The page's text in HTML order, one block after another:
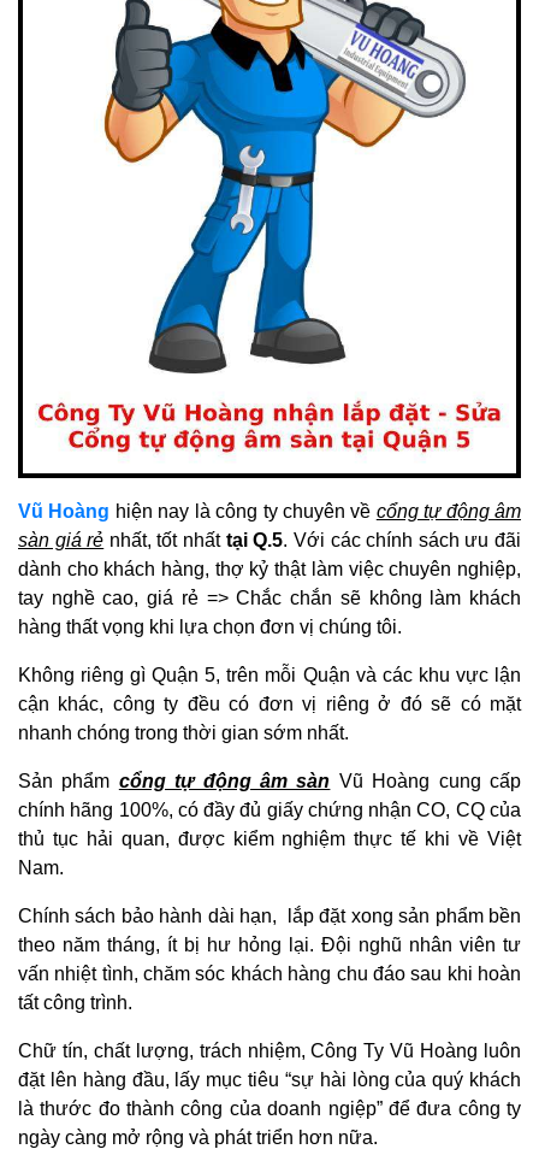
Vũ Hoàng hiện nay là công ty chuyên về cổng tự động âm
sàn giá rẻ nhất, tốt nhấttại Q.5. Với các chính sách ưu đãi
dành cho khách hàng, thợ kỷ thật làm việc chuyên nghiệp,
tay nghề cao, giá rẻ => Chắc chắn sẽ không làm khách
hàng thất vọng khi lựa chọn đơn vị chúng tôi.
Không riêng gì Quận 5, trên mỗi Quận và các khu vực lận
cận khác, công ty đều có đơn vị riêng ở đó sẽ có mặt
nhanh chóng trong thời gian sớm nhất.
Sản phẩm cổng tự động âm sàn Vũ Hoàng cung cấp
chính hãng 100%, có đầy đủ giấy chứng nhận CO, CQ của
thủ tục hải quan, được kiểm nghiệm thực tế khi về Việt
Nam.
Chính sách bảo hành dài hạn, lắp đặt xong sản phẩm bền
theo năm tháng, ít bị hư hỏng lại. Đội nghũ nhân viên tư
vấn nhiệt tình, chăm sóc khách hàng chu đáo sau khi hoàn
tất công trình.
Chữ tín, chất lượng, trách nhiệm, Công Ty Vũ Hoàng luôn
đặt lên hàng đầu, lấy mục tiêu “sự hài lòng của quý khách
là thước đo thành công của doanh ngiệp” để đưa công ty
ngày càng mở rộng và phát triển hơn nữa.